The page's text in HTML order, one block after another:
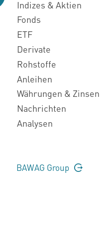
Indizes & Aktien
Fonds
ETF
Derivate
Rohstoffe
Anleihen
Währungen & Zinsen
Nachrichten
Analysen
BAWAG Group